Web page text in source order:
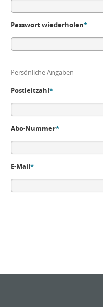
Passwort wiederholen*
Persönliche Angaben
Postleitzahl*
Abo-Nummer*
E-Mail*